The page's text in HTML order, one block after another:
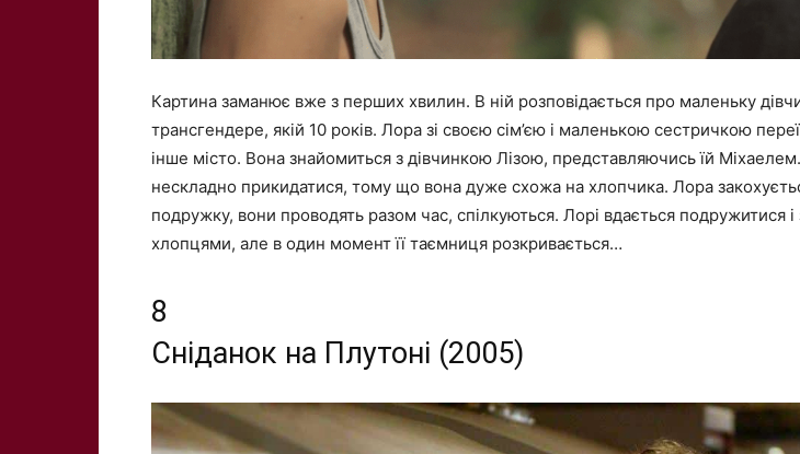
Картина заманює вже з перших хвилин. В ній розповідається про маленьку
трансгендере, якій 10 років. Лора зі своєю сім’єю і маленькою сестричкою
інше місто. Вона знайомиться з дівчинкою Лізою, представляючись їй
нескладно прикидатися, тому що вона дуже схожа на хлопчика. Лора
подружку, вони проводять разом час, спілкуються. Лорі вдається подружитися
хлопцями, але в один момент її таємниця розкривається…
8
Сніданок на Плутоні (2005)